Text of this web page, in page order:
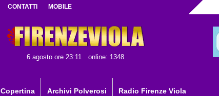
CONTATTI MOBILE
6 agosto ore 23:11 online: 1348
Copertina Archivi Polverosi Radio Firenze Viola